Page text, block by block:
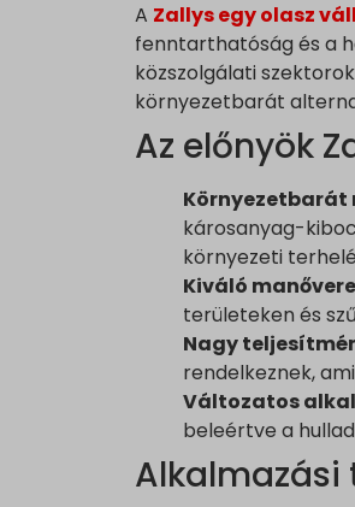
A Zallys egy olasz
fenntarthatóság és a
közszolgálati
környezetbarát
Az előnyök
Környezetbarát
károsanyag-
környezeti
Kiváló
területeken és
Nagy
rendelkeznek,
Változatos
beleértve a
Alkalmazási